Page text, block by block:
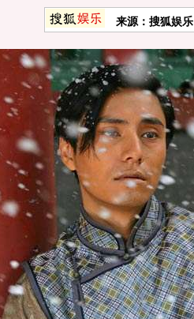
来源：搜狐娱乐